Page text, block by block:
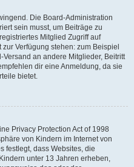
Die Board-Administration
sein musst, um Beiträge zu
Mitglied Zugriff auf
Verfügung stehen: zum Beispiel
an andere Mitglieder, Beitritt
dir eine Anmeldung, da sie
bietet.
Privacy Protection Act of 1998
von Kindern im Internet von
festlegt, dass Websites, die
unter 13 Jahren erheben,